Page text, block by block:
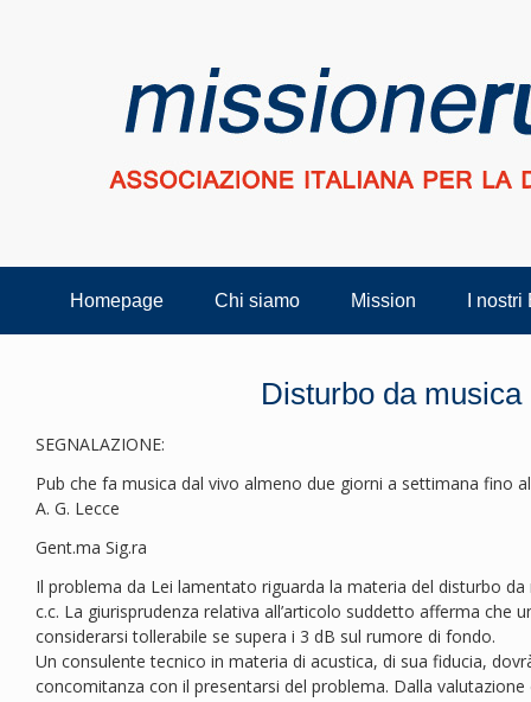
Homepage Chi siamo Mission I
Disturbo da musica
SEGNALAZIONE:
Pub che fa musica dal vivo almeno due giorni a settimana fino
A. G. Lecce
Gent.ma Sig.ra
Il problema da Lei lamentato riguarda la materia del disturbo
c.c. La giurisprudenza relativa all’articolo suddetto afferma che
considerarsi tollerabile se supera i 3 dB sul rumore di fondo.
Un consulente tecnico in materia di acustica, di sua fiducia,
concomitanza con il presentarsi del problema. Dalla